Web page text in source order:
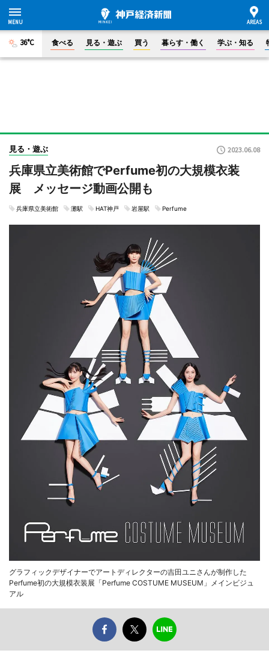
36°C 食べる 見る・遊ぶ 買う 暮らす・働く 学ぶ・知る
見る・遊ぶ 2023.06.08
兵庫県立美術館でPerfume初の大規模衣装
展 メッセージ動画公開も
兵庫県立美術館 灘駅 HAT神戸 岩屋駅 Perfume
グラフィックデザイナーでアートディレクターの吉田ユニさんが制作した
Perfume初の大規模衣装展「Perfume COSTUME MUSEUM」メインビジュ
アル